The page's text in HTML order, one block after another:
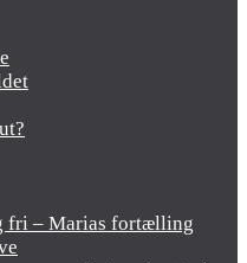
fri – Marias fortælling